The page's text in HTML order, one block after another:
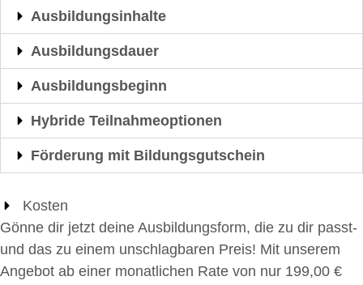
Ausbildungsinhalte
Ausbildungsdauer
Ausbildungsbeginn
Hybride Teilnahmeoptionen
Förderung mit Bildungsgutschein
Kosten
Gönne dir jetzt deine Ausbildungsform, die zu dir passt-
und das zu einem unschlagbaren Preis! Mit unserem
Angebot ab einer monatlichen Rate von nur 199,00 €